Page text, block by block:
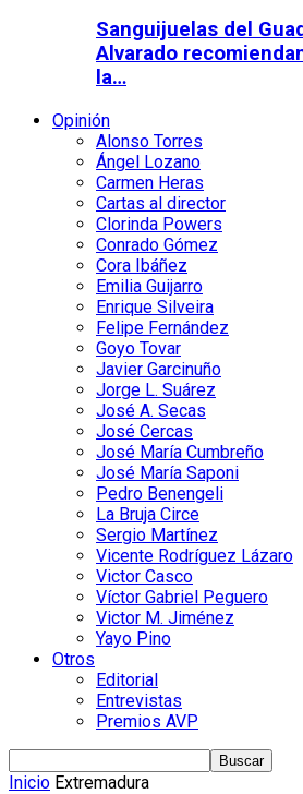
Sanguijuelas del
Alvarado
la…
Opinión
Alonso Torres
Ángel Lozano
Carmen Heras
Cartas al director
Clorinda Powers
Conrado Gómez
Cora Ibáñez
Emilia Guijarro
Enrique Silveira
Felipe Fernández
Goyo Tovar
Javier Garcinuño
Jorge L. Suárez
José A. Secas
José Cercas
José María Cumbreño
José María Saponi
Pedro Benengeli
La Bruja Circe
Sergio Martínez
Vicente Rodríguez Lázaro
Victor Casco
Víctor Gabriel Peguero
Victor M. Jiménez
Yayo Pino
Otros
Editorial
Entrevistas
Premios AVP
Inicio Extremadura